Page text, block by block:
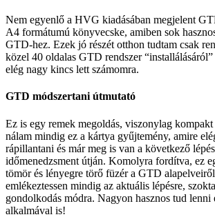
Nem egyenlő a HVG kiadásában megjelent
A4 formátumú könyvecske, amiben sok
GTD-hez. Ezek jó részét otthon tudtam csak
közel 40 oldalas GTD rendszer
elég nagy kincs lett számomra.
GTD módszertani útmutató
Ez is egy remek megoldás, viszonylag kompakt
nálam mindig ez a kártya gyűjtemény, amire
rápillantani és már meg is van a következő
időmenedzsment útján. Komolyra fordítva, ez
tömör és lényegre törő füzér a GTD
emlékeztessen mindig az aktuális lépésre,
gondolkodás módra. Nagyon hasznos tud lenni
alkalmával is!